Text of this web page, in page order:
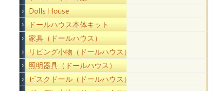
Dolls House
ドールハウス本体キット
家具（ドールハウス）
リビング小物（ドールハウス）
照明器具（ドールハウス）
ビスクドール（ドールハウス）